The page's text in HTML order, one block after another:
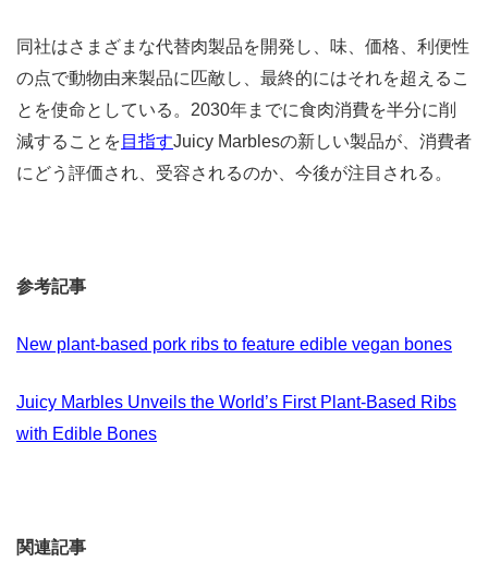
同社はさまざまな代替肉製品を開発し、味、価格、利便性
の点で動物由来製品に匹敵し、最終的にはそれを超えるこ
とを使命としている。2030年までに食肉消費を半分に削
減することを 目指すJuicy Marblesの新しい製品が、消費者
にどう評価され、受容されるのか、今後が注目される。
参考記事
New plant-based pork ribs to feature edible vegan bones
Juicy Marbles Unveils the World’s First Plant-Based Ribs
with Edible Bones
関連記事